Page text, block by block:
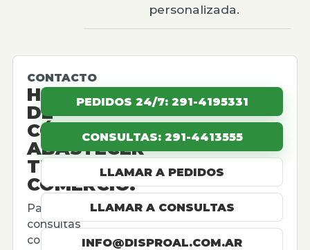
personalizada.
CONTACTO
HABLEMOS
DE
CÓMO
ABASTECER
TU
COMERCIO.
Para
consultas
comerciales,
PEDIDOS 24/7: 291-4195331
CONSULTAS: 291-4413555
LLAMAR A PEDIDOS
LLAMAR A CONSULTAS
INFO@DISPROAL.COM.AR